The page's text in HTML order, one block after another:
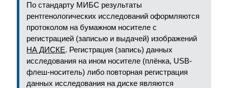
По стандарту МИБС результаты
рентгенологических исследований оформляются
протоколом на бумажном носителе с
регистрацией (записью и выдачей) изображений
НА ДИСКЕ. Регистрация (запись) данных
исследования на ином носителе (плёнка, USB-
флеш-носитель) либо повторная регистрация
данных исследования на диске являются